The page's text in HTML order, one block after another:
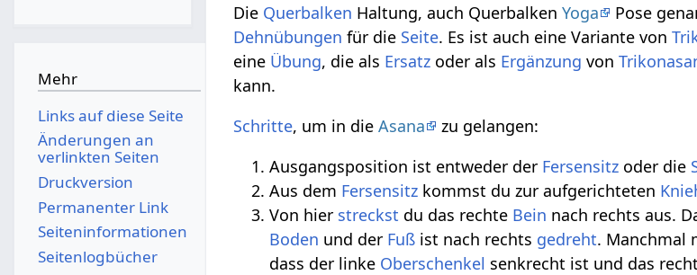
Die Querbalken Haltung, auch QuerbalkenYoga
Pose
Dehnübungen für die Seite. Es ist auch eine Variante von
eine Übung, die als Ersatz oder als Ergänzung von
kann.
Schritte, um in dieAsana
zu gelangen:
Ausgangsposition ist entweder der Fersensitz oder die
Aus dem Fersensitz kommst du zur aufgerichteten
Von hier streckst du das rechte Bein nach rechts aus.
Boden und der Fuß ist nach rechts gedreht. Manchmal
dass der linke Oberschenkel senkrecht ist und das
Mehr
Links auf diese Seite
Änderungen an
verlinkten Seiten
Druckversion
Permanenter Link
Seiten­­informationen
Seitenlogbücher